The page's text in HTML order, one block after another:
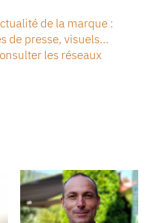
de la marque :
de presse, visuels…
les réseaux